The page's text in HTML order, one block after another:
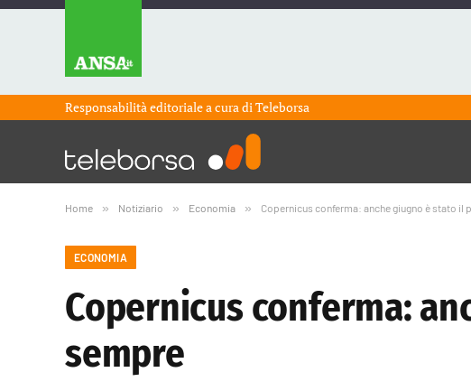
Responsabilità editoriale a cura diTeleborsa
Home » Notiziario » Economia » Copernicus conferma: anche giugno è stato il
ECONOMIA
Copernicus conferma:
sempre